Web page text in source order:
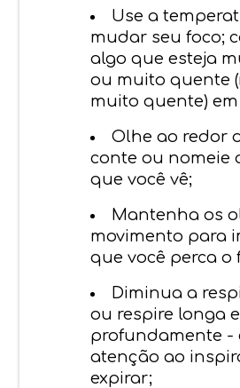
Use a
mudar seu foco;
algo que esteja
ou muito quente
muito quente)
Olhe ao redor
conte ou nomeie
que você vê;
Mantenha os
movimento para
que você perca o
Diminua a
ou respire longa e
profundamente -
atenção ao
expirar;